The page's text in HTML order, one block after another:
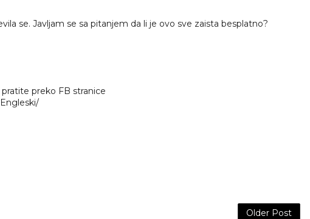
se. Javljam se sa pitanjem da li je ovo sve zaista besplatno?
preko FB stranice
Older Post